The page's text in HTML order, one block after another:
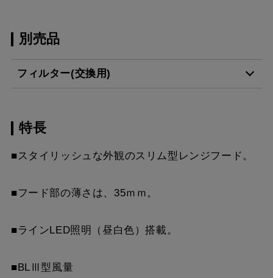
別売品
フィルター(交換用)
VSF-261-2
特長
■スタイリッシュな外観のスリム型レンジフード。
■フード部の薄さは、35ｍｍ。
■ラインLED照明（昼白色）搭載。
■BLⅢ型風量